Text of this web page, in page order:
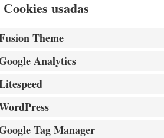
usadas
Theme
Analytics
Tag Manager